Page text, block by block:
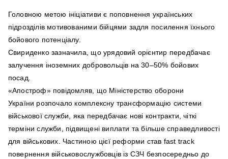
Головною метою ініціативи є поповнення українських
підрозділів мотивованими бійцями задля посилення їхнього
бойового потенціалу.
Свириденко зазначила, що урядовий орієнтир передбачає
залучення іноземних добровольців на 30–50% бойових
посад.
«Апостроф» повідомляв, що Міністерство оборони
України розпочало комплексну трансформацію системи
військової служби, яка передбачає нові контракти, чіткі
терміни служби, підвищені виплати та більше справедливості
для військових. Частиною цієї реформи став fast track
повернення військовослужбовців із СЗЧ безпосередньо до